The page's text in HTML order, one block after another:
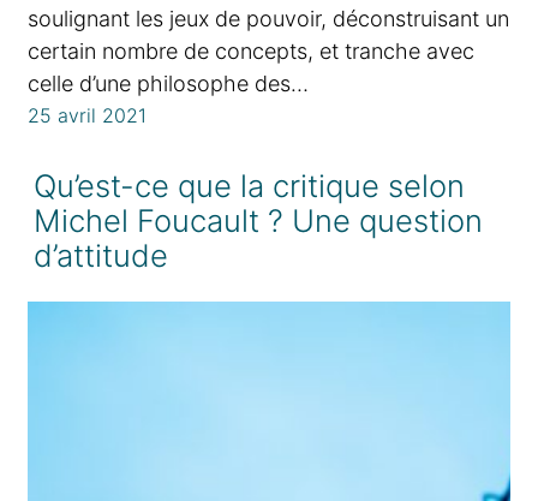
soulignant les jeux de pouvoir, déconstruisant un
certain nombre de concepts, et tranche avec
celle d’une philosophe des…
25 avril 2021
Qu’est-ce que la critique selon
Michel Foucault ? Une question
d’attitude